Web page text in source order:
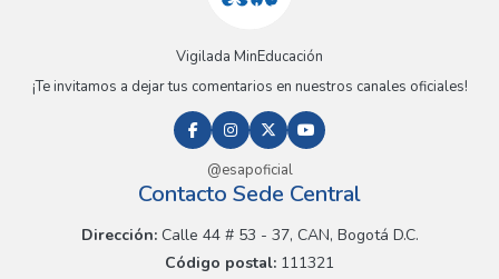
Vigilada MinEducación
¡Te invitamos a dejar tus comentarios en nuestros canales oficiales!
@esapoficial
Contacto Sede Central
Dirección:Calle 44 # 53 - 37, CAN, Bogotá D.C.
Código postal: 111321